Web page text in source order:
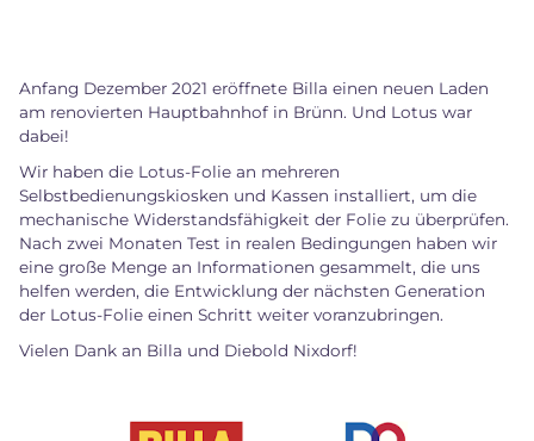
Anfang Dezember 2021 eröffnete Billa einen neuen Laden
am renovierten Hauptbahnhof in Brünn. Und Lotus war
dabei!
Wir haben die Lotus-Folie an mehreren
Selbstbedienungskiosken und Kassen installiert, um die
mechanische Widerstandsfähigkeit der Folie zu überprüfen.
Nach zwei Monaten Test in realen Bedingungen haben wir
eine große Menge an Informationen gesammelt, die uns
helfen werden, die Entwicklung der nächsten Generation
der Lotus-Folie einen Schritt weiter voranzubringen.
Vielen Dank an Billa und Diebold Nixdorf!